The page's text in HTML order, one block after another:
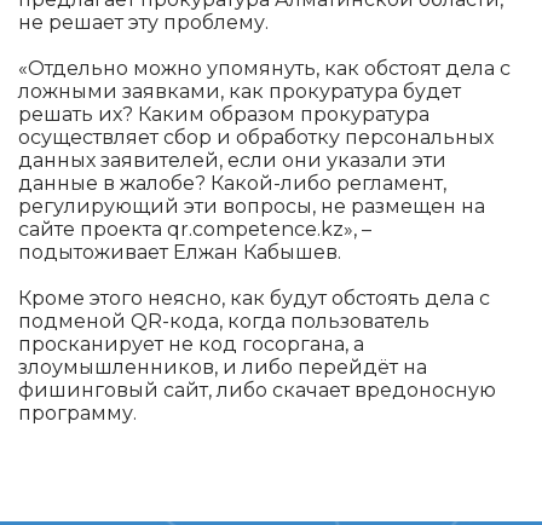
не решает эту проблему.
«Отдельно можно упомянуть, как обстоят дела с
ложными заявками, как прокуратура будет
решать их? Каким образом прокуратура
осуществляет сбор и обработку персональных
данных заявителей, если они указали эти
данные в жалобе? Какой-либо регламент,
регулирующий эти вопросы, не размещен на
сайте проекта qr.competence.kz», –
подытоживает Елжан Кабышев.
Кроме этого неясно, как будут обстоять дела с
подменой QR-кода, когда пользователь
просканирует не код госоргана, а
злоумышленников, и либо перейдёт на
фишинговый сайт, либо скачает вредоносную
программу.